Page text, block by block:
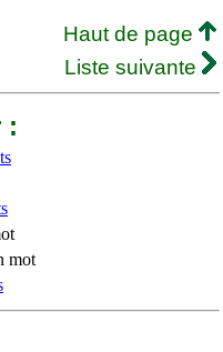
Haut de page
Liste suivante
:
mot